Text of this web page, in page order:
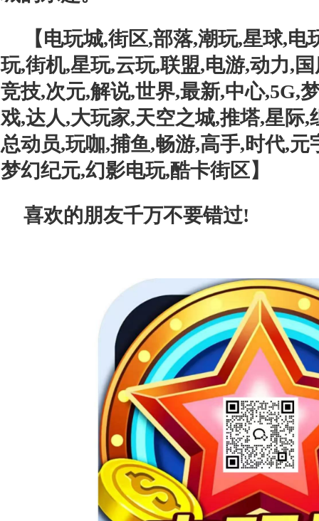
【电玩城,街区,部落,潮玩,星球,电
玩,街机,星玩,云玩,联盟,电游,动力,
竞技,次元,解说,世界,最新,中心,5G,
戏,达人,大玩家,天空之城,推塔,星际,
总动员,玩咖,捕鱼,畅游,高手,时代,元
梦幻纪元,幻影电玩,酷卡街区】
喜欢的朋友千万不要错过!